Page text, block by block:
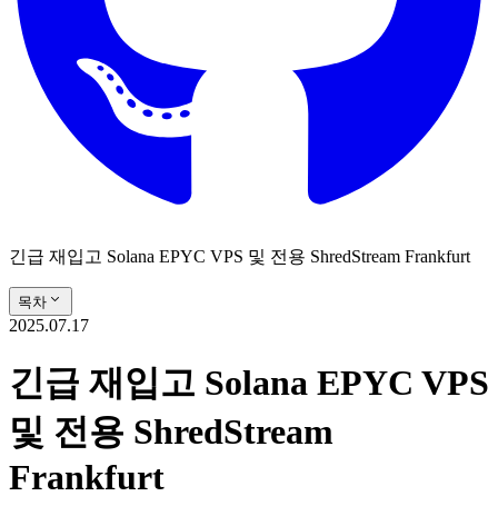
긴급 재입고 Solana EPYC VPS 및 전용 ShredStream Frankfurt
목차
2025.07.17
긴급 재입고 Solana EPYC VPS
및 전용 ShredStream
Frankfurt